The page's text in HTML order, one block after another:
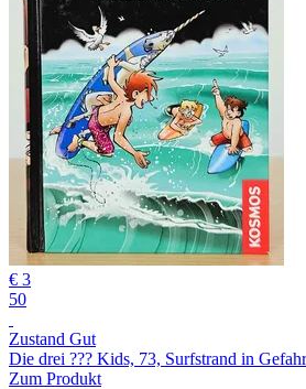
€ 3
50
Zustand Gut
Die drei ??? Kids, 73, Surfstrand in
Zum Produkt